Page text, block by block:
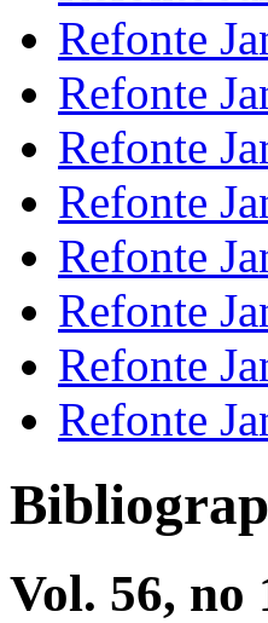
Refonte
Refonte
Refonte
Refonte
Refonte
Refonte
Refonte
Refonte
Vol. 56, no